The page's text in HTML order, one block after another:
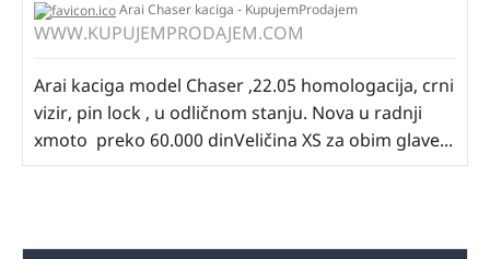
Arai Chaser kaciga - KupujemProdajem
WWW.KUPUJEMPRODAJEM.COM
Arai kaciga model Chaser ,22.05 homologacija, crni
vizir, pin lock , u odličnom stanju. Nova u radnji
xmoto preko 60.000 dinVeličina XS za obim glave...